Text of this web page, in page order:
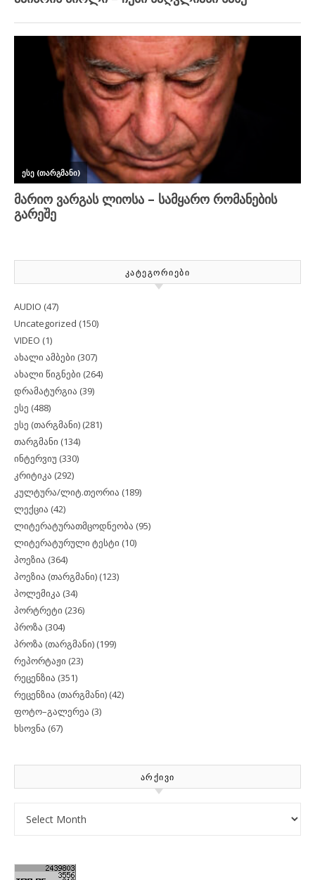
ᲙᲐᲢᲔᲒᲝᲠᲘᲔᲑᲘ
AUDIO (47)
Uncategorized (150)
VIDEO (1)
ახალი ამბები (307)
ახალი წიგნები (264)
დრამატურგია (39)
ესე (488)
ესე (თარგმანი) (281)
თარგმანი (134)
ინტერვიუ (330)
კრიტიკა (292)
კულტურა/ლიტ.თეორია (189)
ლექცია (42)
ლიტერატურათმცოდნეობა (95)
ლიტერატურული ტესტი (10)
პოეზია (364)
პოეზია (თარგმანი) (123)
პოლემიკა (34)
პორტრეტი (236)
პროზა (304)
პროზა (თარგმანი) (199)
რეპორტაჟი (23)
რეცენზია (351)
რეცენზია (თარგმანი) (42)
ფოტო–გალერეა (3)
ხსოვნა (67)
ᲐᲠᲥᲘᲕᲘ